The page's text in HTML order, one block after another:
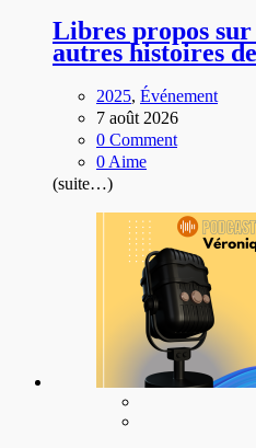
Libres propos sur
autres histoires
2025, Événement
7 août 2026
0 Comment
0 Aime
(suite…)